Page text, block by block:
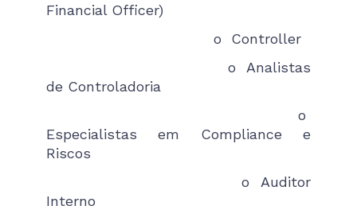
Financial Officer)
o Controller
o Analistas
de Controladoria
o
Especialistas em Compliance e
Riscos
o Auditor
Interno